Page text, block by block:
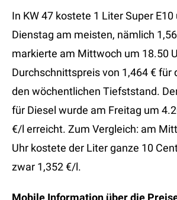
In KW 47 kostete 1 Liter Super
Dienstag am meisten, nämlich
markierte am Mittwoch um 18.50
Durchschnittspreis von 1,464 € für
den wöchentlichen Tiefststand.
für Diesel wurde am Freitag um
€/l erreicht. Zum Vergleich: am
Uhr kostete der Liter ganze 10
zwar 1,352 €/l.
Mobile Information über die